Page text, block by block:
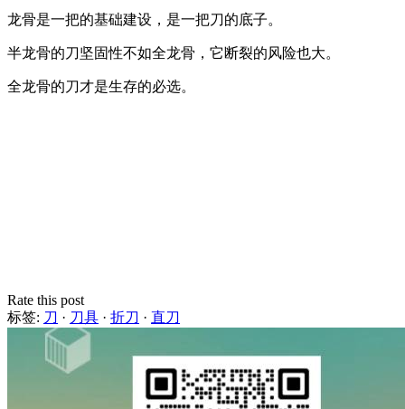
龙骨是一把的基础建设，是一把刀的底子。
半龙骨的刀坚固性不如全龙骨，它断裂的风险也大。
全龙骨的刀才是生存的必选。
Rate this post
标签: 刀 · 刀具 · 折刀 · 直刀